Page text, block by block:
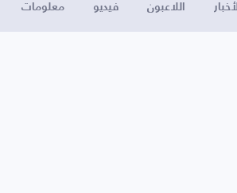
الأخبار اللاعبون فيديو معلومات